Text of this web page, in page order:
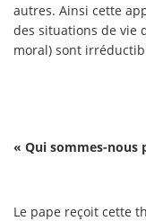
autres. Ainsi cette
des situations de vie
moral) sont
« Qui sommes-nous
Le pape reçoit cette